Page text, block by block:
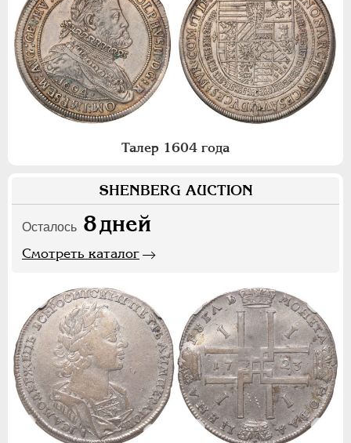
Талер 1604 года
SHENBERG AUCTION
Осталось 8дней
Смотреть каталог